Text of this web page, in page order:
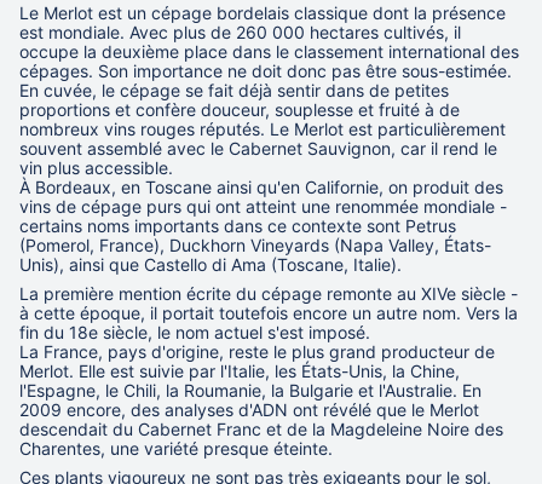
Le Merlot est un cépage bordelais classique dont la présence
est mondiale. Avec plus de 260 000 hectares cultivés, il
occupe la deuxième place dans le classement international des
cépages. Son importance ne doit donc pas être sous-estimée.
En cuvée, le cépage se fait déjà sentir dans de petites
proportions et confère douceur, souplesse et fruité à de
nombreux vins rouges réputés. Le Merlot est particulièrement
souvent assemblé avec le Cabernet Sauvignon, car il rend le
vin plus accessible.
À Bordeaux, en Toscane ainsi qu'en Californie, on produit des
vins de cépage purs qui ont atteint une renommée mondiale -
certains noms importants dans ce contexte sont Petrus
(Pomerol, France), Duckhorn Vineyards (Napa Valley, États-
Unis), ainsi que Castello di Ama (Toscane, Italie).
La première mention écrite du cépage remonte au XIVe siècle -
à cette époque, il portait toutefois encore un autre nom. Vers la
fin du 18e siècle, le nom actuel s'est imposé.
La France, pays d'origine, reste le plus grand producteur de
Merlot. Elle est suivie par l'Italie, les États-Unis, la Chine,
l'Espagne, le Chili, la Roumanie, la Bulgarie et l'Australie. En
2009 encore, des analyses d'ADN ont révélé que le Merlot
descendait du Cabernet Franc et de la Magdeleine Noire des
Charentes, une variété presque éteinte.
Ces plants vigoureux ne sont pas très exigeants pour le sol,